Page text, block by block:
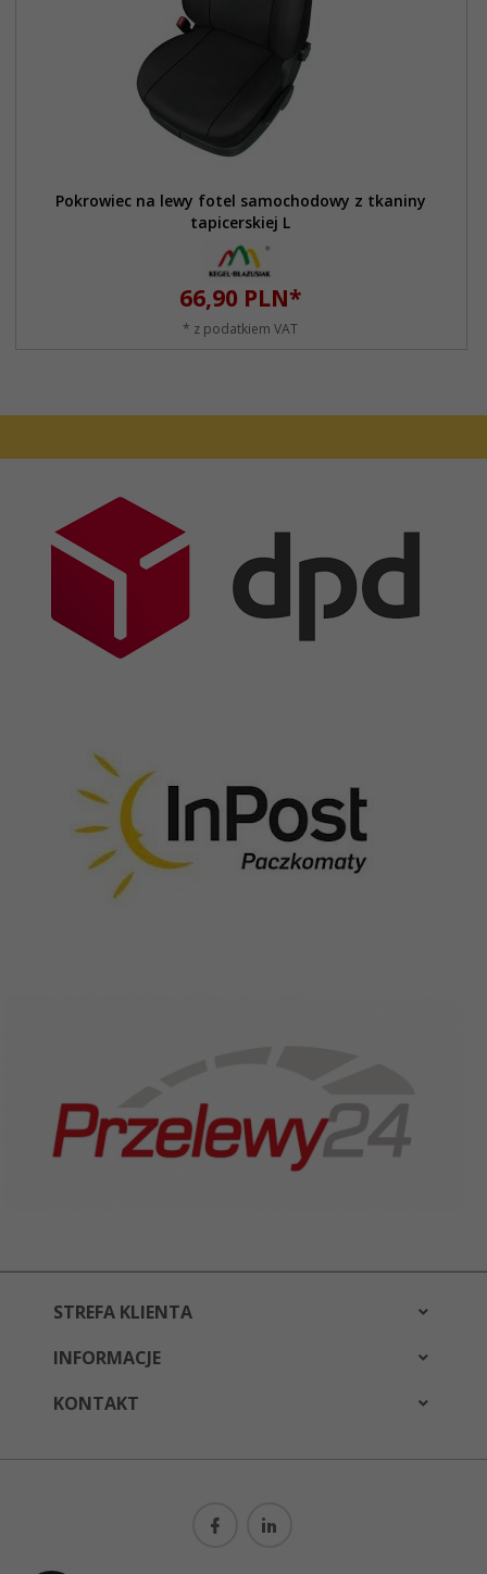
Pokrowiec na lewy fotel samochodowy z tkaniny
tapicerskiej L
66,90 PLN*
* z podatkiem VAT
STREFA KLIENTA
INFORMACJE
KONTAKT